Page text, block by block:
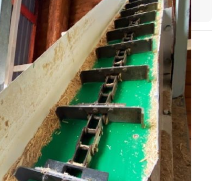
Опросный лист